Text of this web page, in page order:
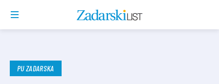
PU ZADARSKA